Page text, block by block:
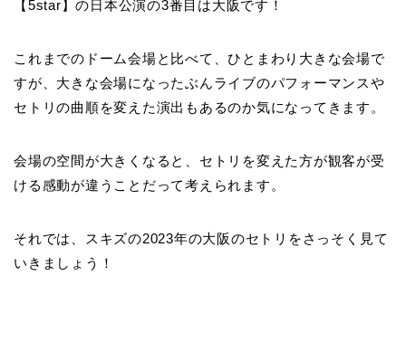
【5star】の日本公演の3番目は大阪です！
これまでのドーム会場と比べて、ひとまわり大きな会場で
すが、大きな会場になったぶんライブのパフォーマンスや
セトリの曲順を変えた演出もあるのか気になってきます。
会場の空間が大きくなると、セトリを変えた方が観客が受
ける感動が違うことだって考えられます。
それでは、スキズの2023年の大阪のセトリをさっそく見て
いきましょう！